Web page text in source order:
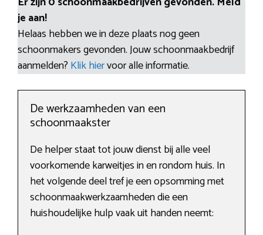
je aan!
Helaas hebben we in deze plaats nog geen
schoonmakers gevonden. Jouw schoonmaakbedrijf
aanmelden? Klik hiervoor alle informatie.
De werkzaamheden van een
schoonmaakster
De helper staat tot jouw dienst bij alle veel
voorkomende karweitjes in en rondom huis. In
het volgende deel tref je een opsomming met
schoonmaakwerkzaamheden die een
huishoudelijke hulp vaak uit handen neemt: